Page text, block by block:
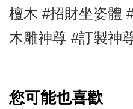
檀木 #招財坐姿體
木雕神尊 #訂製神
您可能也喜歡